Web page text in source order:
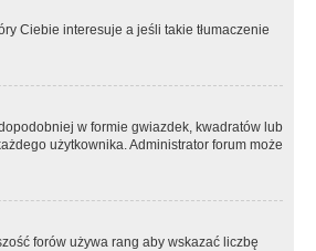
Ciebie interesuje a jeśli takie tłumaczenie
w formie gwiazdek, kwadratów lub
użytkownika. Administrator forum może
forów używa rang aby wskazać liczbę